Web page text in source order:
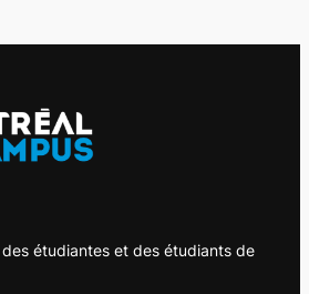
étudiantes et des étudiants de